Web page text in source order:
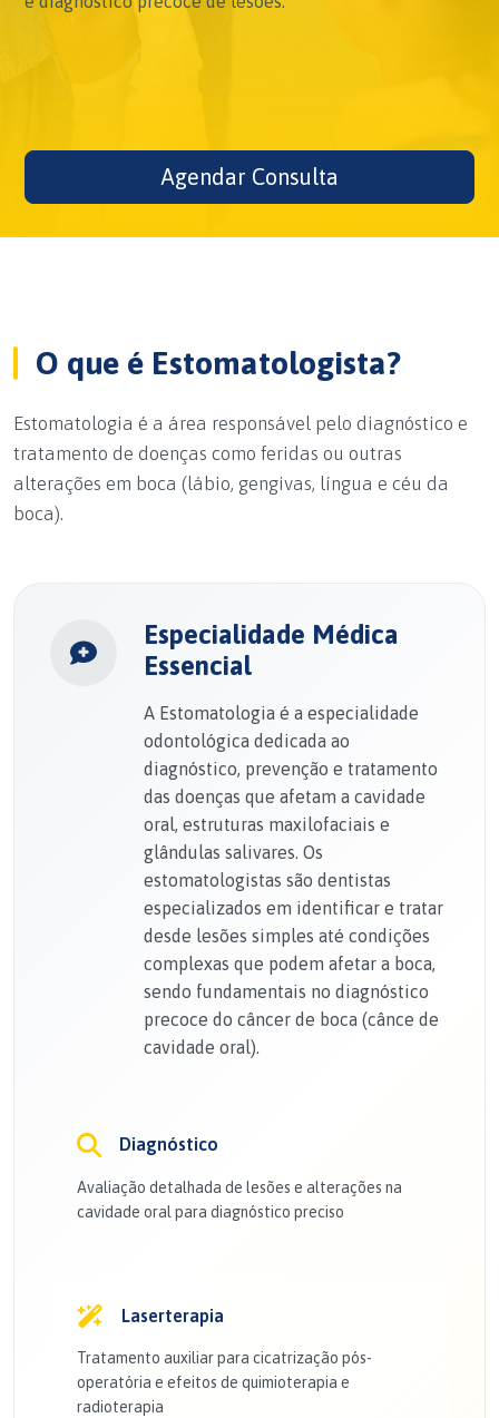
Agendar Consulta
O que é Estomatologista?
Estomatologia é a área responsável pelo diagnóstico e
tratamento de doenças como feridas ou outras
alterações em boca (lábio, gengivas, língua e céu da
boca).
Especialidade Médica
Essencial
A Estomatologia é a especialidade
odontológica dedicada ao
diagnóstico, prevenção e tratamento
das doenças que afetam a cavidade
oral, estruturas maxilofaciais e
glândulas salivares. Os
estomatologistas são dentistas
especializados em identificar e tratar
desde lesões simples até condições
complexas que podem afetar a boca,
sendo fundamentais no diagnóstico
precoce do câncer de boca (cânce de
cavidade oral).
Diagnóstico
Avaliação detalhada de lesões e alterações na
cavidade oral para diagnóstico preciso
Laserterapia
Tratamento auxiliar para cicatrização pós-
operatória e efeitos de quimioterapia e
radioterapia